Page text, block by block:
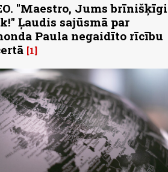
"Maestro, Jums brīnišķīgi
Ļaudis sajūsmā par
Paula negaidīto rīcību
1